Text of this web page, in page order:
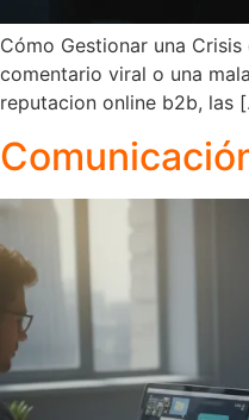
Cómo Gestionar una
comentario viral o una
reputacion online b2b, las